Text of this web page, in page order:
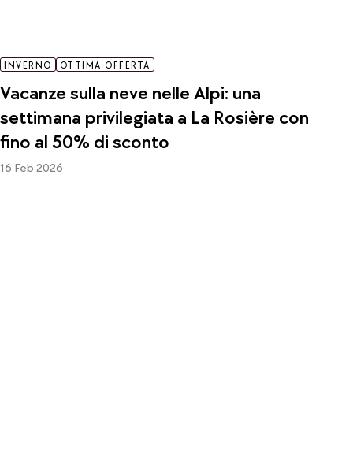
INVERNO OTTIMA OFFERTA
Vacanze sulla neve nelle Alpi: una
settimana privilegiata a La Rosière con
fino al 50% di sconto
16 Feb 2026